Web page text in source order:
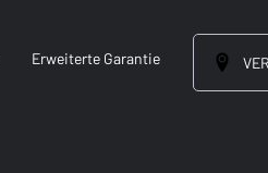
Erweiterte Garantie